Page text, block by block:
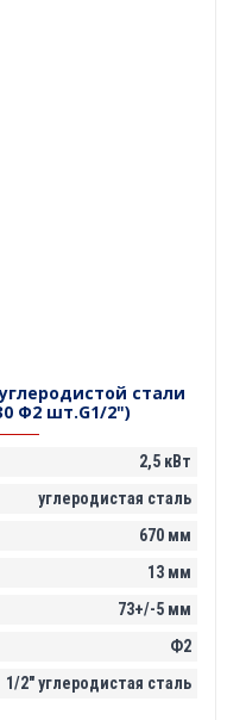
стали
Ф2 шт.G1/2")
2,5 кВт
углеродистая сталь
670 мм
13 мм
73+/-5 мм
Ф2
1/2" углеродистая сталь